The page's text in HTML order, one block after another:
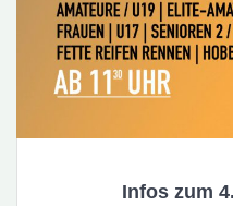
Infos zum